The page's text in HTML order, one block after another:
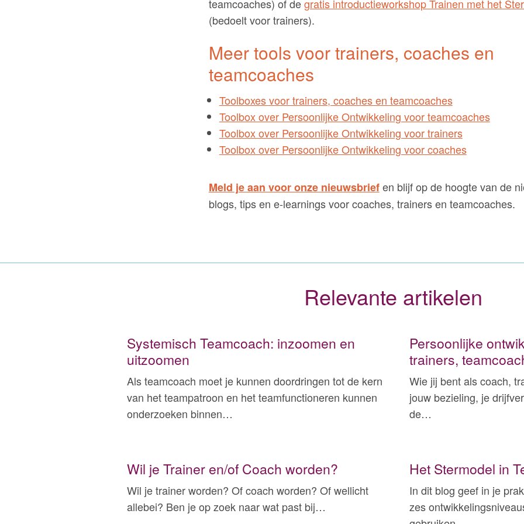
teamcoaches) of degratis introductieworkshop Trainen met het
(bedoelt voor trainers).
Meer tools voor trainers, coaches en
teamcoaches
Toolboxes voor trainers, coaches en teamcoaches
Toolbox over Persoonlijke Ontwikkeling voor teamcoaches
Toolbox over Persoonlijke Ontwikkeling voor trainers
Toolbox over Persoonlijke Ontwikkeling voor coaches
Meld je aan voor onze nieuwsbriefen blijf op de hoogte van de
blogs, tips en e-learnings voor coaches, trainers en teamcoaches.
Relevante artikelen
Systemisch Teamcoach: inzoomen en
uitzoomen
Als teamcoach moet je kunnen doordringen tot de kern
van het teampatroon en het teamfunctioneren kunnen
onderzoeken binnen…
Persoonlijke
trainers,
Wie jij bent als coach,
jouw bezieling, je
de…
Wil je Trainer en/of Coach worden?
Wil je trainer worden? Of coach worden? Of wellicht
allebei? Ben je op zoek naar wat past bij…
Het Stermodel in
In dit blog geef in je
zes